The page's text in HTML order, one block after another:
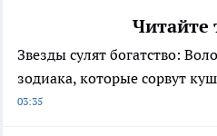
Читайте
Звезды сулят богатство:
зодиака, которые сорвут
03:35